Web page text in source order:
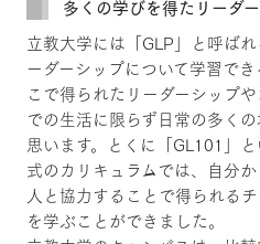
多くの学びを得たリーダ
立教大学には「GLP」と呼ば
ーダーシップについて学習で
こで得られたリーダーシップ
での生活に限らず日常の多く
思います。とくに「GL101」
式のカリキュラムでは、自分
人と協力することで得られる
を学ぶことができました。